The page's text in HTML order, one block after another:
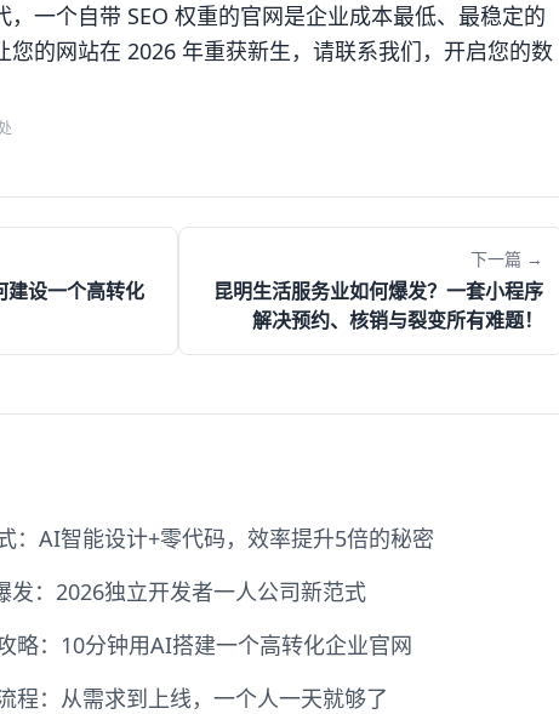
，一个自带 SEO 权重的官网是企业成本最低、最稳定的
您的网站在 2026 年重获新生，请联系我们，开启您的数
建设一个高转化
下一篇 →
昆明生活服务业如何爆发？一套小程序
解决预约、核销与裂变所有难题！
：AI智能设计+零代码，效率提升5倍的秘密
发：2026独立开发者一人公司新范式
略：10分钟用AI搭建一个高转化企业官网
程：从需求到上线，一个人一天就够了